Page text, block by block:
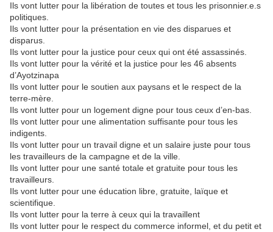
Ils vont lutter pour la libération de toutes et tous les prisonnier.e.s
politiques.
Ils vont lutter pour la présentation en vie des disparues et
disparus.
Ils vont lutter pour la justice pour ceux qui ont été assassinés.
Ils vont lutter pour la vérité et la justice pour les 46 absents
d’Ayotzinapa
Ils vont lutter pour le soutien aux paysans et le respect de la
terre-mère.
Ils vont lutter pour un logement digne pour tous ceux d’en-bas.
Ils vont lutter pour une alimentation suffisante pour tous les
indigents.
Ils vont lutter pour un travail digne et un salaire juste pour tous
les travailleurs de la campagne et de la ville.
Ils vont lutter pour une santé totale et gratuite pour tous les
travailleurs.
Ils vont lutter pour une éducation libre, gratuite, laïque et
scientifique.
Ils vont lutter pour la terre à ceux qui la travaillent
Ils vont lutter pour le respect du commerce informel, et du petit et